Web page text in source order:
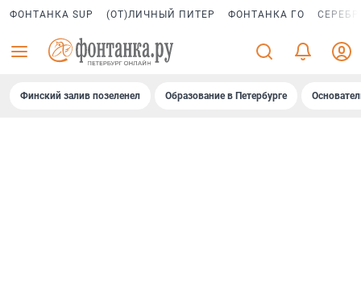
ФОНТАНКА SUP (ОТ)ЛИЧНЫЙ ПИТЕР ФОНТАНКА ГО
Финский залив позеленел Образование в Петербурге